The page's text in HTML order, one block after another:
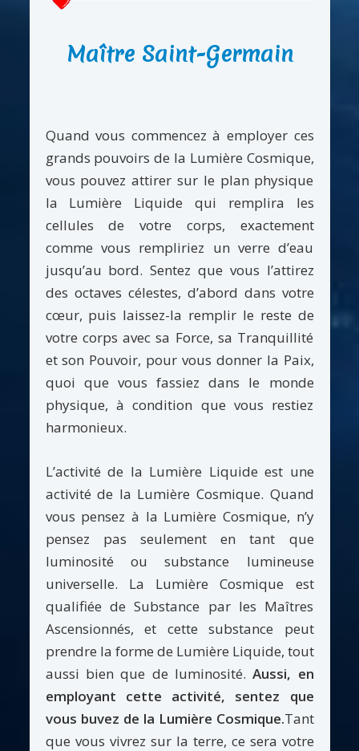
Maître Saint-Germain
Quand vous commencez à employer ces
grands pouvoirs de la Lumière Cosmique,
vous pouvez attirer sur le plan physique
la Lumière Liquide qui remplira les
cellules de votre corps, exactement
comme vous rempliriez un verre d’eau
jusqu’au bord. Sentez que vous l’attirez
des octaves célestes, d’abord dans votre
cœur, puis laissez-la remplir le reste de
votre corps avec sa Force, sa Tranquillité
et son Pouvoir, pour vous donner la Paix,
quoi que vous fassiez dans le monde
physique, à condition que vous restiez
harmonieux.
L’activité de la Lumière Liquide est une
activité de la Lumière Cosmique. Quand
vous pensez à la Lumière Cosmique, n’y
pensez pas seulement en tant que
luminosité ou substance lumineuse
universelle. La Lumière Cosmique est
qualifiée de Substance par les Maîtres
Ascensionnés, et cette substance peut
prendre la forme de Lumière Liquide, tout
aussi bien que de luminosité. Aussi, en
employant cette activité, sentez que
vous buvez de la Lumière Cosmique.Tant
que vous vivrez sur la terre, ce sera votre